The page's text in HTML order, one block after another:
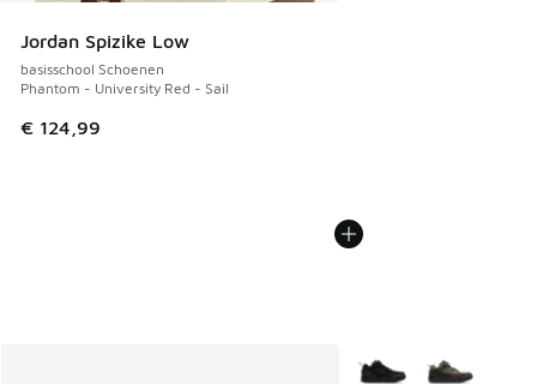
Jordan Spizike Low
basisschool Schoenen
Phantom - University Red - Sail
€ 124,99
Meer kleuren